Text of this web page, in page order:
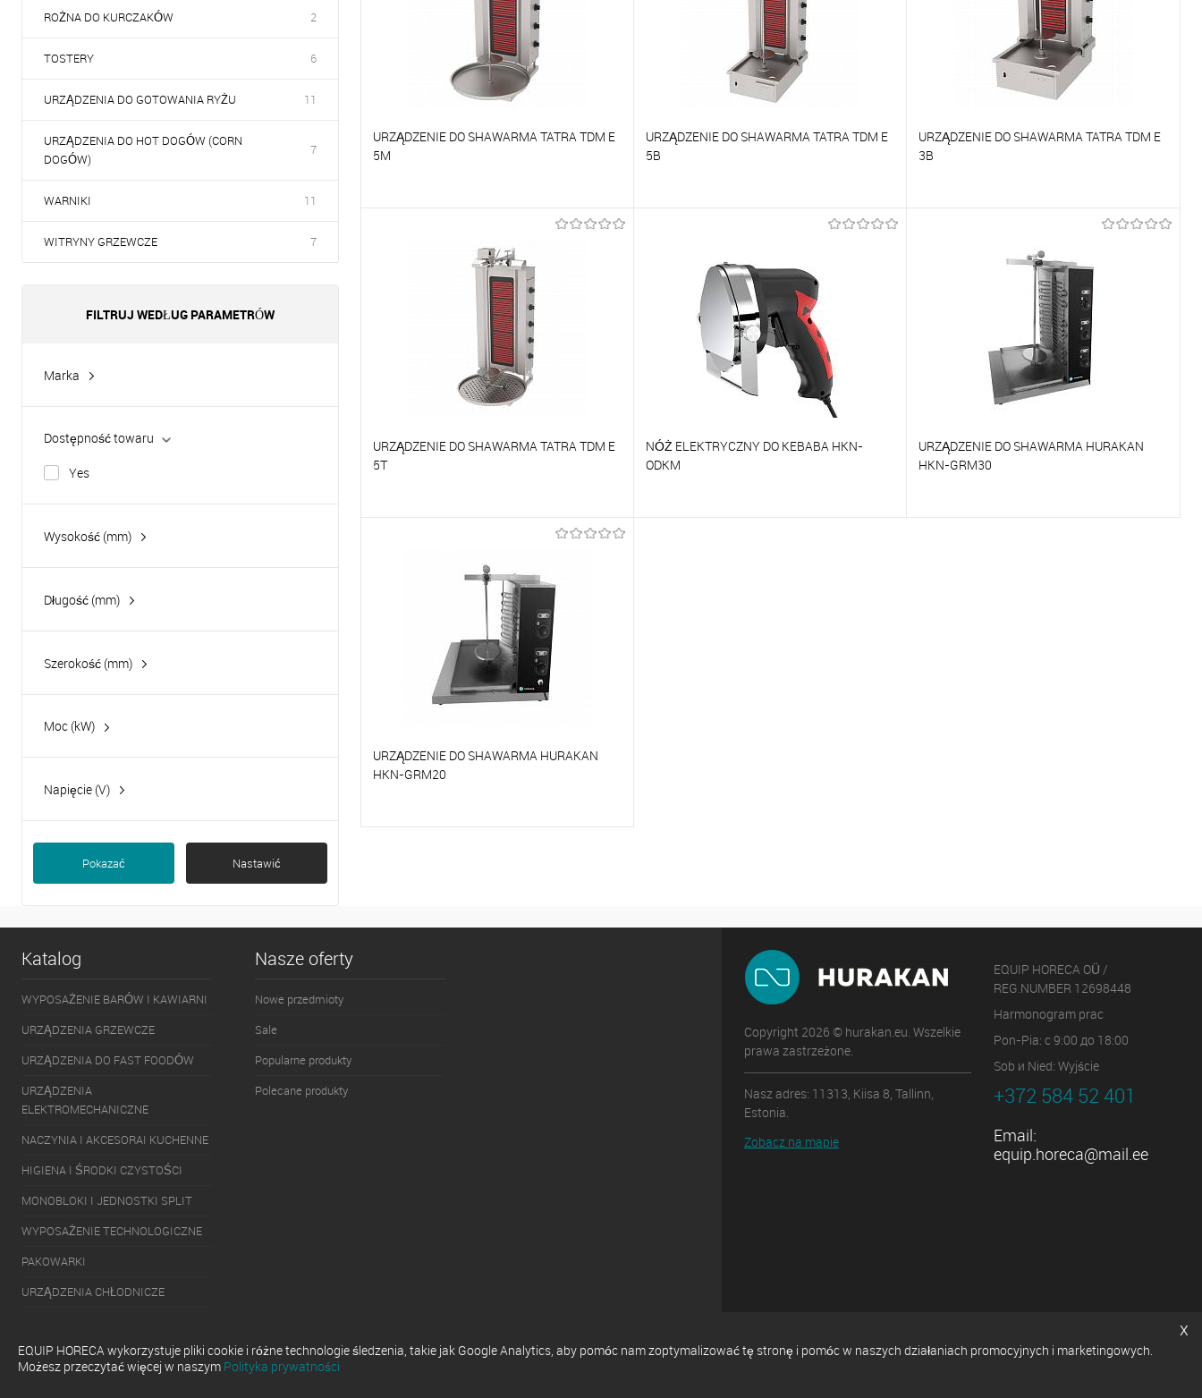
ROŻNA DO KURCZAKÓW 2
TOSTERY 6
URZĄDZENIA DO GOTOWANIA RYŻU 11
URZĄDZENIA DO HOT DOGÓW (CORN
DOGÓW)
7
WARNIKI 11
WITRYNY GRZEWCZE 7
FILTRUJ WEDŁUG PARAMETRÓW
Marka
Dostępność towaru
Yes
Wysokość (mm)
Długość (mm)
Szerokość (mm)
Moc (kW)
6.4
Napięcie (V)
Pokazać Nastawić
URZĄDZENIE DO SHAWARMA TATRA TDM E
5M
URZĄDZENIE DO SHAWARMA TATRA TDM E
5B
URZĄDZENIE DO SHAWARMA TATRA TDM E
3B
URZĄDZENIE DO SHAWARMA TATRA TDM E
5T
NÓŻ ELEKTRYCZNY DO KEBABA HKN-
ODKM
URZĄDZENIE DO SHAWARMA HURAKAN
HKN-GRM30
URZĄDZENIE DO SHAWARMA HURAKAN
HKN-GRM20
Katalog
WYPOSAŻENIE BARÓW I KAWIARNI
URZĄDZENIA GRZEWCZE
URZĄDZENIA DO FAST FOODÓW
URZĄDZENIA
ELEKTROMECHANICZNE
NACZYNIA I AKCESORAI KUCHENNE
HIGIENA I ŚRODKI CZYSTOŚCI
MONOBLOKI I JEDNOSTKI SPLIT
WYPOSAŻENIE TECHNOLOGICZNE
PAKOWARKI
URZĄDZENIA CHŁODNICZE
ZMYWARKI
Nasze oferty
Nowe przedmioty
Sale
Popularne produkty
Polecane produkty
Copyright 2026 © hurakan.eu. Wszelkie
prawa zastrzeżone.
Nasz adres: 11313, Kiisa 8, Tallinn,
Estonia.
Zobacz na mapie
EQUIP HORECA OÜ /
REG.NUMBER 12698448
Harmonogram prac
Pon-Pia: с 9:00 до 18:00
Sob и Nied: Wyjście
+372 584 52 401
Email:
equip.horeca@mail.ee
x
EQUIP HORECA wykorzystuje pliki cookie i różne technologie śledzenia, takie jak Google Analytics, aby pomóc nam zoptymalizować tę stronę i pomóc w naszych działaniach promocyjnych i marketingowych.
Możesz przeczytać więcej w naszym Polityka prywatności